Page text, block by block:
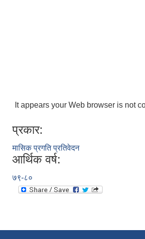
It appears your Web browser is not
प्रकार:
मासिक प्रगति प्रतिवेदन
आर्थिक वर्ष:
७९-८०